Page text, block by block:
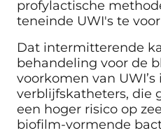
profylactische
teneinde UWI's te
Dat intermitterende
behandeling voor de
voorkomen van
verblijfskatheters, die
een hoger risico op
biofilm-vormende